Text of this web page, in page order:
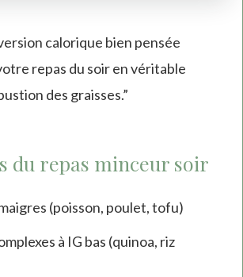
calorique bien pensée
repas du soir en véritable
des graisses.”
du repas minceur soir
(poisson, poulet, tofu)
à IG bas (quinoa, riz